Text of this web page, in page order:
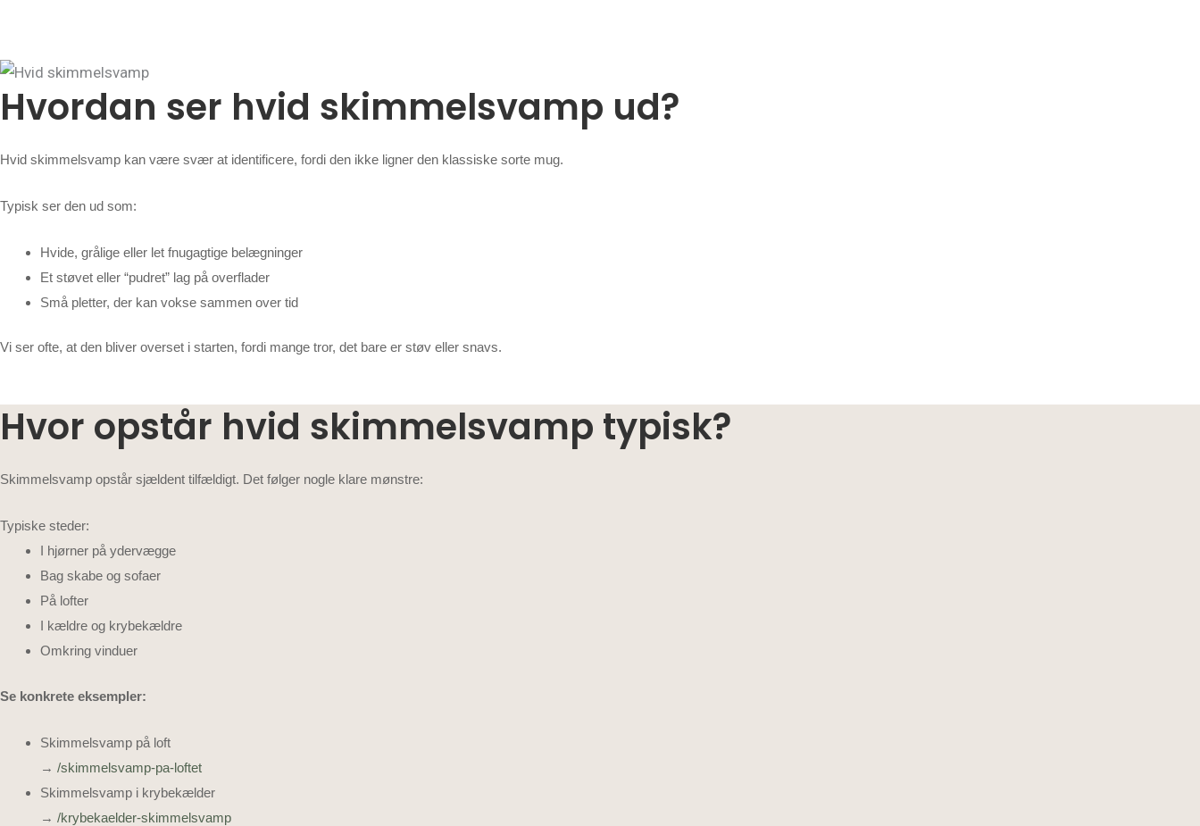
Hvordan ser hvid skimmelsvamp ud?
Hvid skimmelsvamp kan være svær at identificere, fordi den ikke ligner den klassiske sorte mug.
Typisk ser den ud som:
Hvide, grålige eller let fnugagtige belægninger
Et støvet eller “pudret” lag på overflader
Små pletter, der kan vokse sammen over tid
Vi ser ofte, at den bliver overset i starten, fordi mange tror, det bare er støv eller snavs.
Hvor opstår hvid skimmelsvamp typisk?
Skimmelsvamp opstår sjældent tilfældigt. Det følger nogle klare mønstre:
Typiske steder:
I hjørner på ydervægge
Bag skabe og sofaer
På lofter
I kældre og krybekældre
Omkring vinduer
Se konkrete eksempler:
Skimmelsvamp på loft
→ /skimmelsvamp-pa-loftet
Skimmelsvamp i krybekælder
→ /krybekaelder-skimmelsvamp